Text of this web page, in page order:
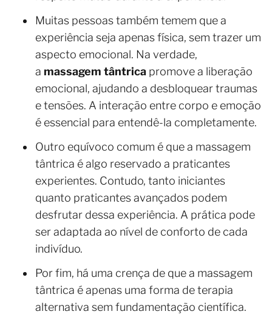
Muitas pessoas também temem que a
experiência seja apenas física, sem trazer um
aspecto emocional. Na verdade,
a massagem tântrica promove a liberação
emocional, ajudando a desbloquear traumas
e tensões. A interação entre corpo e emoção
é essencial para entendê-la completamente.
Outro equívoco comum é que a massagem
tântrica é algo reservado a praticantes
experientes. Contudo, tanto iniciantes
quanto praticantes avançados podem
desfrutar dessa experiência. A prática pode
ser adaptada ao nível de conforto de cada
indivíduo.
Por fim, há uma crença de que a massagem
tântrica é apenas uma forma de terapia
alternativa sem fundamentação científica.